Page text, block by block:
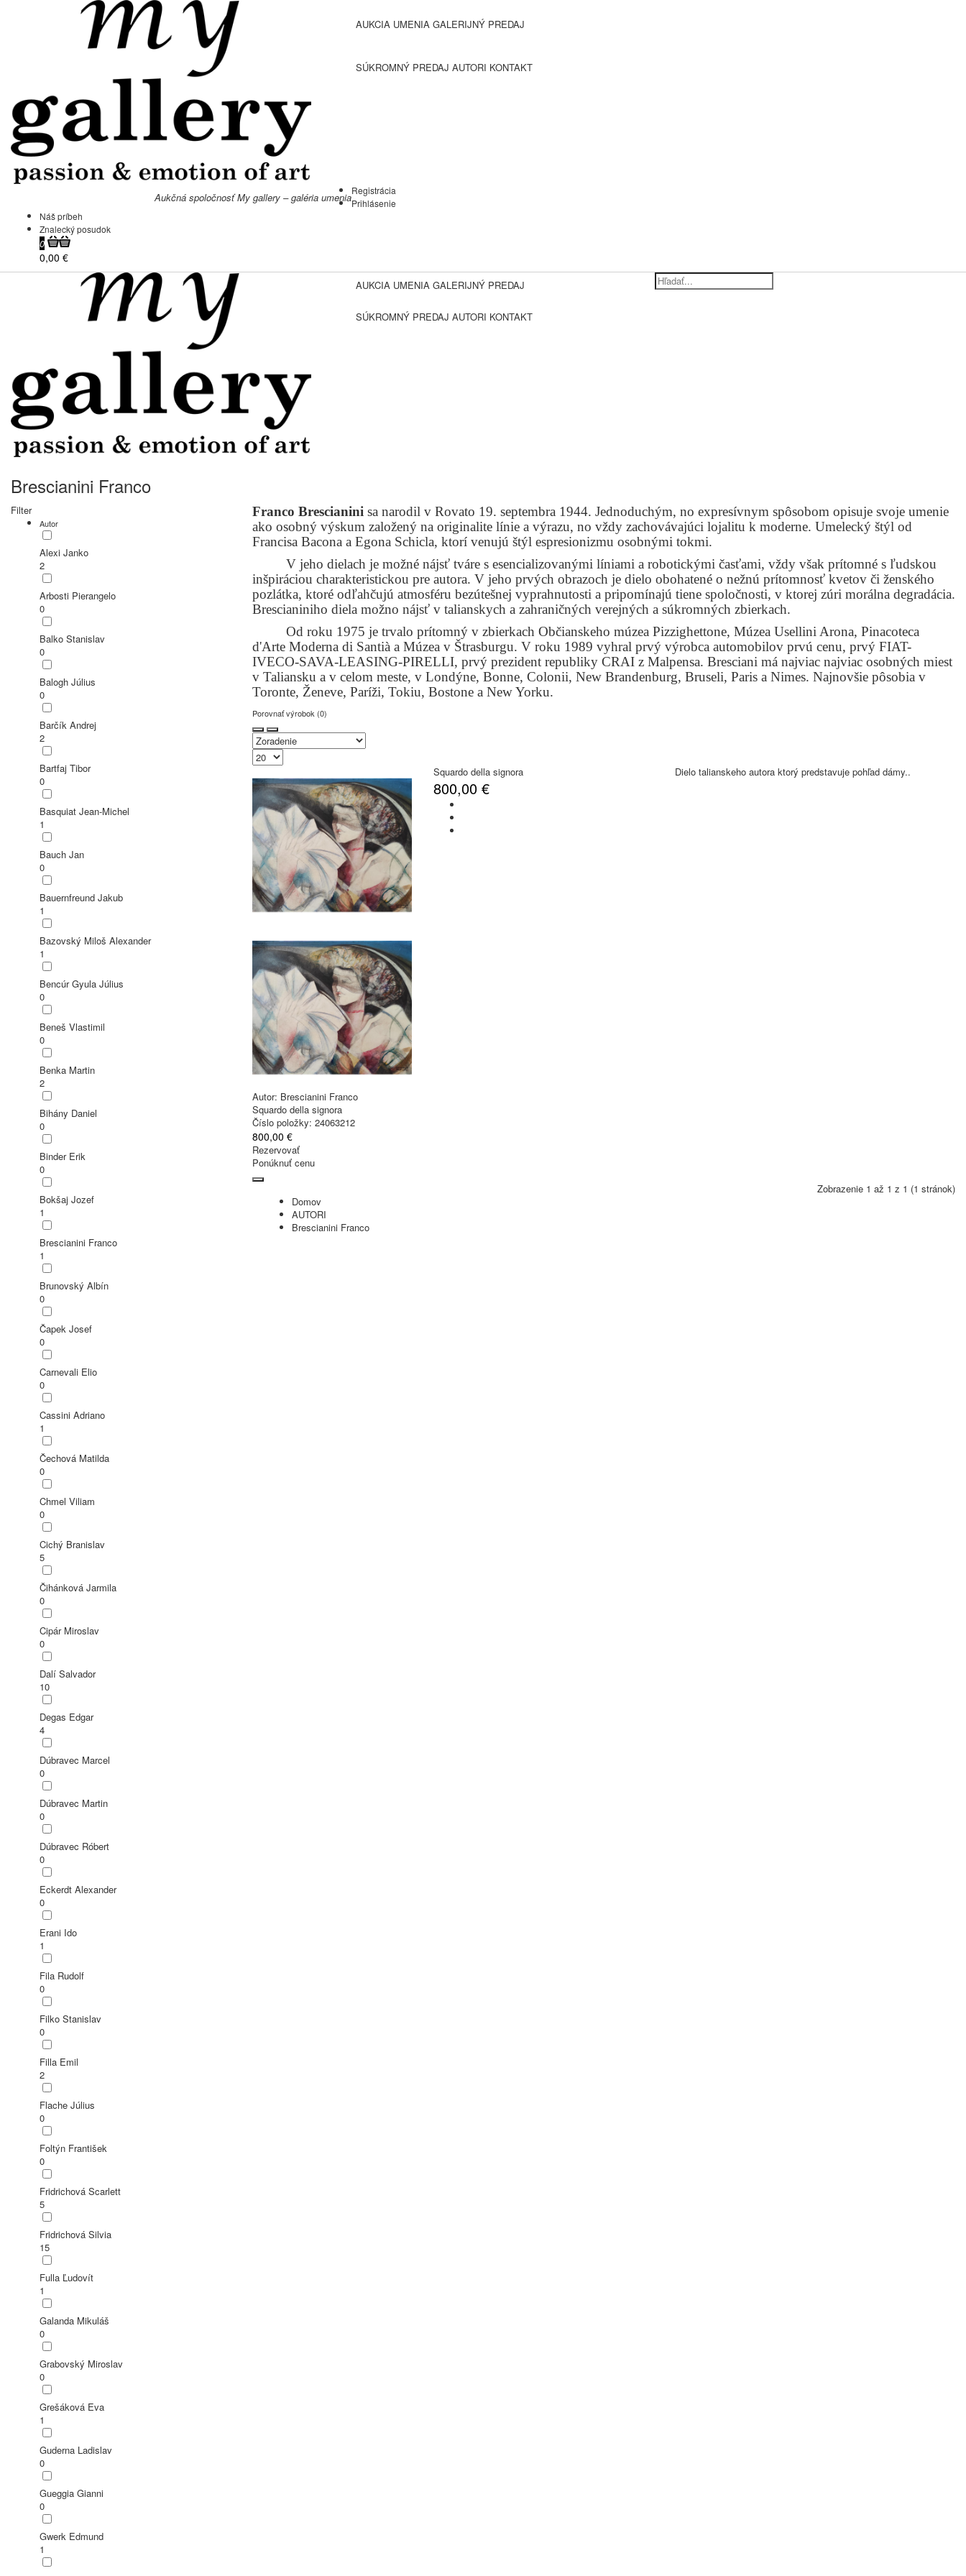
AUKCIA UMENIA GALERIJNÝ PREDAJ
SÚKROMNÝ PREDAJ AUTORI KONTAKT
Aukčná spoločnosť My gallery – galéria umenia
Registrácia
Prihlásenie
Náš príbeh
Znalecký posudok
0
0,00 €
AUKCIA UMENIA GALERIJNÝ PREDAJ
SÚKROMNÝ PREDAJ AUTORI KONTAKT
Brescianini Franco
Filter
Autor
Alexi Janko
2
Arbosti Pierangelo
0
Balko Stanislav
0
Balogh Július
0
Barčík Andrej
2
Bartfaj Tibor
0
Basquiat Jean-Michel
1
Bauch Jan
0
Bauernfreund Jakub
1
Bazovský Miloš Alexander
1
Bencúr Gyula Július
0
Beneš Vlastimil
0
Benka Martin
2
Bihány Daniel
0
Binder Erik
0
Bokšaj Jozef
1
Brescianini Franco
1
Brunovský Albín
0
Čapek Josef
0
Carnevali Elio
0
Cassini Adriano
1
Čechová Matilda
0
Chmel Viliam
0
Cichý Branislav
5
Čihánková Jarmila
0
Cipár Miroslav
0
Dalí Salvador
10
Degas Edgar
4
Dúbravec Marcel
0
Dúbravec Martin
0
Dúbravec Róbert
0
Eckerdt Alexander
0
Erani Ido
1
Fila Rudolf
0
Filko Stanislav
0
Filla Emil
2
Flache Július
0
Foltýn František
0
Fridrichová Scarlett
5
Fridrichová Silvia
15
Fulla Ľudovít
1
Galanda Mikuláš
0
Grabovský Miroslav
0
Grešáková Eva
1
Guderna Ladislav
0
Gueggia Gianni
0
Gwerk Edmund
1
Franco Brescianini sa narodil v Rovato 19. septembra 1944. Jednoduchým, no expresívnym spôsobom opisuje svoje umenie
ako osobný výskum založený na originalite línie a výrazu, no vždy zachovávajúci lojalitu k moderne. Umelecký štýl od
Francisa Bacona a Egona Schicla, ktorí venujú štýl espresionizmu osobnými tokmi.
V jeho dielach je možné nájsť tváre s esencializovanými líniami a robotickými časťami, vždy však prítomné s ľudskou
inšpiráciou charakteristickou pre autora. V jeho prvých obrazoch je dielo obohatené o nežnú prítomnosť kvetov či ženského
pozlátka, ktoré odľahčujú atmosféru bezútešnej vyprahnutosti a pripomínajú tiene spoločnosti, v ktorej zúri morálna degradácia.
Brescianiniho diela možno nájsť v talianskych a zahraničných verejných a súkromných zbierkach.
Od roku 1975 je trvalo prítomný v zbierkach Občianskeho múzea Pizzighettone, Múzea Usellini Arona, Pinacoteca
d'Arte Moderna di Santià a Múzea v Štrasburgu. V roku 1989 vyhral prvý výrobca automobilov prvú cenu, prvý FIAT-
IVECO-SAVA-LEASING-PIRELLI, prvý prezident republiky CRAI z Malpensa. Bresciani má najviac najviac osobných miest
v Taliansku a v celom meste, v Londýne, Bonne, Colonii, New Brandenburg, Bruseli, Paris a Nimes. Najnovšie pôsobia v
Toronte, Ženeve, Paríži, Tokiu, Bostone a New Yorku.
Porovnať výrobok (0)
Squardo della signora
800,00 €
Dielo talianskeho autora ktorý predstavuje pohľad dámy..
Autor: Brescianini Franco
Squardo della signora
Číslo položky: 24063212
800,00 €
Rezervovať
Ponúknuť cenu
Zobrazenie 1 až 1 z 1 (1 stránok)
Domov
AUTORI
Brescianini Franco